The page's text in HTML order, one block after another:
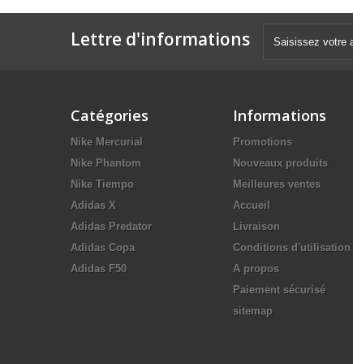
Lettre d'informations
Catégories
Nike Mercurial
Nike Phantom
Nike Tiempo
Adidas X
Adidas Predator
Adidas Copa
Adidas F50
Informations
Promotions
Nouveaux produits
Meilleures ventes
Accueil
Livraison
Conditions d'utilisation
A propos
Paiement sécurisé
sitemap